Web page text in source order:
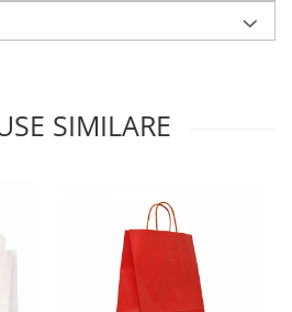
SIMILARE